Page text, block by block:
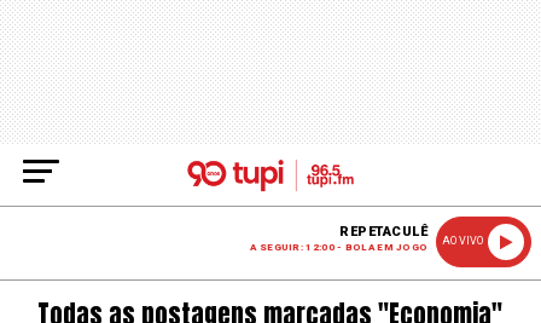
REPETACULÊ
A SEGUIR: 12:00 - BOLA EM JOGO
AO VIVO
Todas as postagens marcadas "Economia"